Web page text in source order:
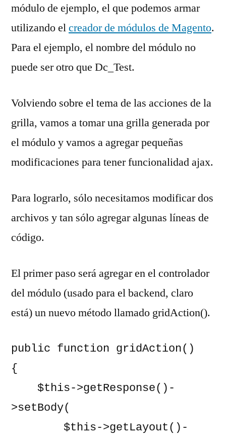
módulo de ejemplo, el que podemos armar
utilizando elcreador de módulos de Magento.
Para el ejemplo, el nombre del módulo no
puede ser otro que Dc_Test.
Volviendo sobre el tema de las acciones de la
grilla, vamos a tomar una grilla generada por
el módulo y vamos a agregar pequeñas
modificaciones para tener funcionalidad ajax.
Para lograrlo, sólo necesitamos modificar dos
archivos y tan sólo agregar algunas líneas de
código.
El primer paso será agregar en el controlador
del módulo (usado para el backend, claro
está) un nuevo método llamado gridAction().
public function gridAction()
{
>setBody(